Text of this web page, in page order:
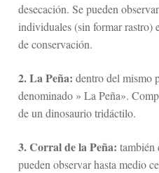
desecación. Se pueden
individuales (sin formar rastro)
de conservación.
2. La Peña: dentro del mismo
denominado » La Peña».
de un dinosaurio tridáctilo.
3. Corral de la Peña: también
pueden observar hasta medio